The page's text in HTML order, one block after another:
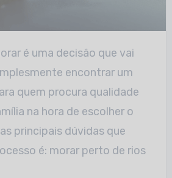
encontrar um
quem procura qualidade
na hora de escolher o
principais dúvidas que
é: morar perto de rios